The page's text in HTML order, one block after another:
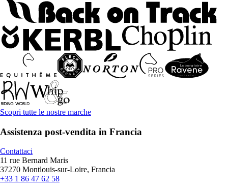
Scopri tutte le nostre marche
Assistenza post-vendita in Francia
Contattaci
11 rue Bernard Maris
37270 Montlouis-sur-Loire, Francia
+33 1 86 47 62 58